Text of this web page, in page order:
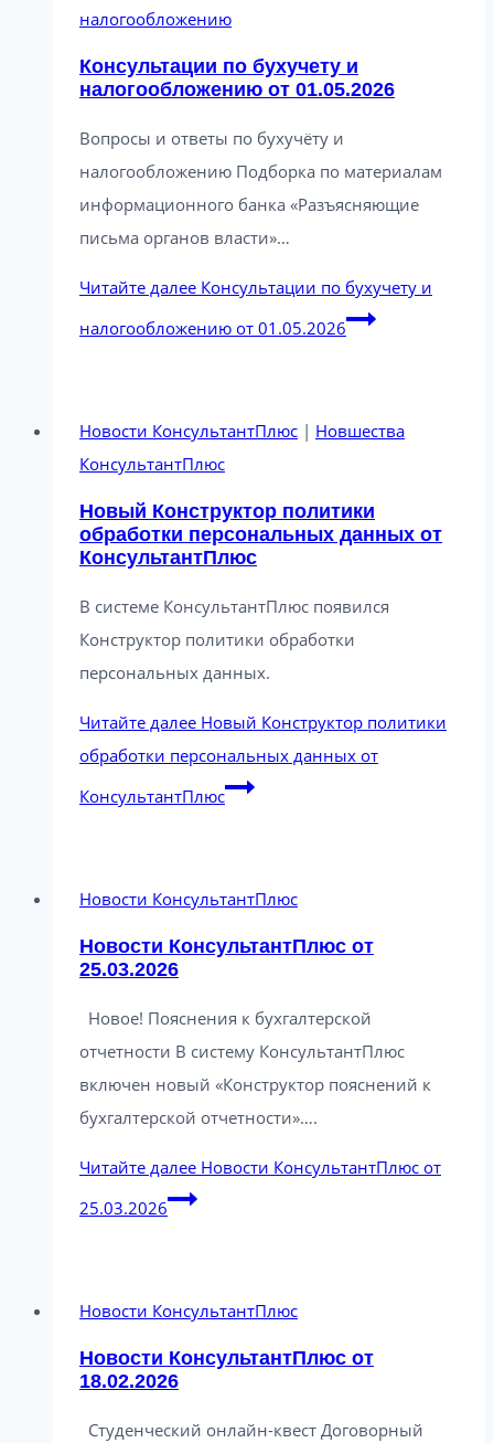
налогообложению
Консультации по бухучету и
налогообложению от 01.05.2026
Вопросы и ответы по бухучёту и
налогообложению Подборка по материалам
информационного банка «Разъясняющие
письма органов власти»…
Читайте далее Консультации по бухучету и
налогообложению от 01.05.2026
Новости КонсультантПлюс | Новшества
КонсультантПлюс
Новый Конструктор политики
обработки персональных данных от
КонсультантПлюс
В системе КонсультантПлюс появился
Конструктор политики обработки
персональных данных.
Читайте далее Новый Конструктор политики
обработки персональных данных от
КонсультантПлюс
Новости КонсультантПлюс
Новости КонсультантПлюс от
25.03.2026
Новое! Пояснения к бухгалтерской
отчетности В систему КонсультантПлюс
включен новый «Конструктор пояснений к
бухгалтерской отчетности»….
Читайте далее Новости КонсультантПлюс от
25.03.2026
Новости КонсультантПлюс
Новости КонсультантПлюс от
18.02.2026
Студенческий онлайн-квест Договорный